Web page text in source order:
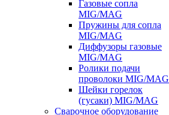
Газовые сопла
MIG/MAG
Пружины для сопла
MIG/MAG
Диффузоры газовые
MIG/MAG
Ролики подачи
проволоки MIG/MAG
Шейки горелок
(гусаки) MIG/MAG
Сварочное оборудование